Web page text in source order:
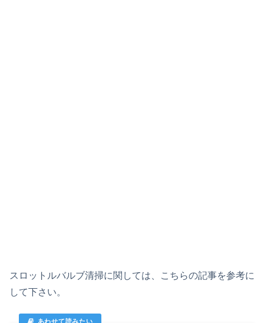
スロットルバルブ清掃に関しては、こちらの記事を参考に
して下さい。